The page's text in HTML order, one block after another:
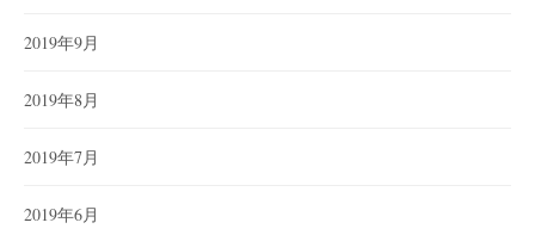
2019年9月
2019年8月
2019年7月
2019年6月